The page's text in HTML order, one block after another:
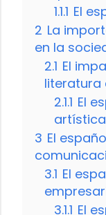
1.1.1 El
2 La
en la
2.1 El
literatura
2.1.1 El
artística
3 El
3.1 El
3.1.1 El